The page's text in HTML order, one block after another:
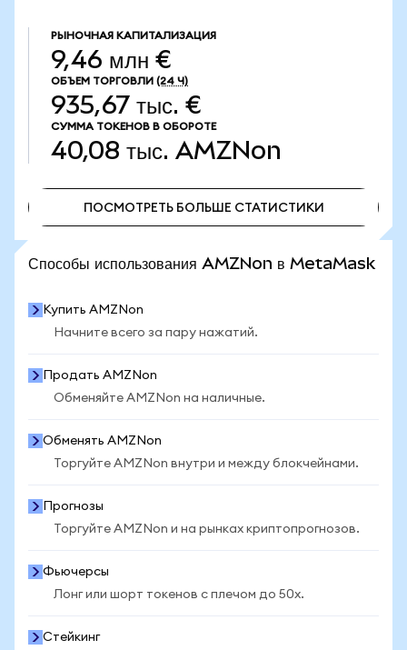
РЫНОЧНАЯ КАПИТАЛИЗАЦИЯ
9,46 млн €
ОБЪЕМ ТОРГОВЛИ (24 Ч)
935,67 тыс. €
СУММА ТОКЕНОВ В ОБОРОТЕ
40,08 тыс. AMZNon
ПОСМОТРЕТЬ БОЛЬШЕ СТАТИСТИКИ
Способы использования AMZNon в MetaMask
Купить AMZNon
Начните всего за пару нажатий.
Продать AMZNon
Обменяйте AMZNon на наличные.
Обменять AMZNon
Торгуйте AMZNon внутри и между блокчейнами.
Прогнозы
Торгуйте AMZNon и на рынках криптопрогнозов.
Фьючерсы
Лонг или шорт токенов с плечом до 50x.
Стейкинг